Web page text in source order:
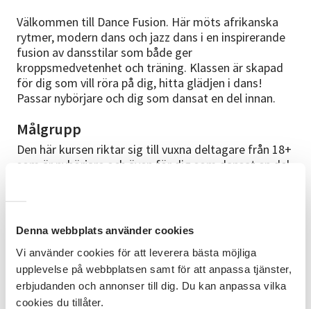
Denna webbplats använder cookies
Vi använder cookies för att leverera bästa möjliga
upplevelse på webbplatsen samt för att anpassa tjänster,
erbjudanden och annonser till dig. Du kan anpassa vilka
cookies du tillåter.
Välkommen till Dance Fusion. Här möts afrikanska
rytmer, modern dans och jazz dans i en inspirerande
fusion av dansstilar som både ger
kroppsmedvetenhet och träning. Klassen är skapad
för dig som vill röra på dig, hitta glädjen i dans!
Passar nybörjare och dig som dansat en del innan.
Målgrupp
Den här kursen riktar sig till vuxna deltagare från 18+
som är nybörjare och även för dig som dansat en del
Efter avslutad kurs har deltagaren fått bättre
kroppskontroll, rumsuppfattning, lärt sig vissa grund
steg inom jazz, modern och afro dans.
Innehåll